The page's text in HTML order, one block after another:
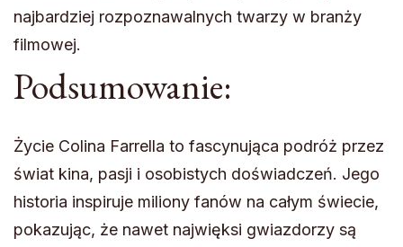
najbardziej rozpoznawalnych twarzy w branży
filmowej.
Podsumowanie:
Życie Colina Farrella to fascynująca podróż przez
świat kina, pasji i osobistych doświadczeń. Jego
historia inspiruje miliony fanów na całym świecie,
pokazując, że nawet najwięksi gwiazdorzy są